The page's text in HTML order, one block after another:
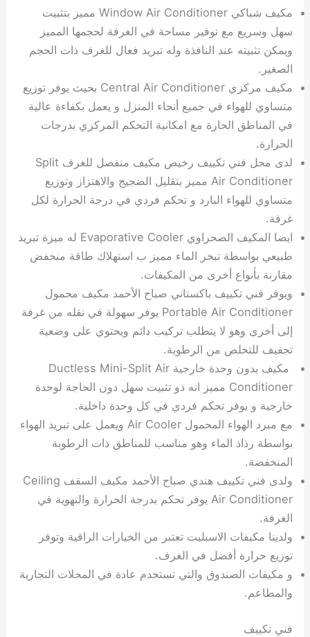
مكيف شباكي Window Air Conditioner مميز بتثبيت
سهل وسريع مع توفير مساحة في الغرفة لحجمها المميز
ويمكن تثبيته عند النافذة وله تبريد فعال للغرف ذات الحجم
الصغير.
مكيف مركزي Central Air Conditioner بحيث يوفر توزيع
متساوي للهواء في جميع أنحاء المنزل و يعمل بكفاءة عالية
في المناطق الحارة مع امكانية التحكم المركزي بدرجات
الحرارة.
لدى محل فني تكييف رخيص مكيف منفصل للغرف Split
Air Conditioner مميز بتقليل الضجيج والاهتزاز وتوزيع
متساوي للهواء البارد و تحكم فردي في درجة الحرارة لكل
غرفة.
ايضا المكيف الصحراوي Evaporative Cooler له ميزة تبريد
طبيعي بواسطة تبخر الماء مميز ب استهلاك طاقة منخفض
مقارنة بأنواع أخرى من المكيفات.
ويوفر فني تكييف باكستاني صباح الأحمد مكيف محمول
Portable Air Conditioner يوفر سهولة في نقله من غرفة
إلى أخرى وهو لا يتطلب تركيب دائم ويحتوي على وضعية
تجفيف للتخلص من الرطوبة.
مكيف بدون وحدة خارجية Ductless Mini-Split Air
Conditioner مميز انه ذو تثبيت سهل دون الحاجة لوحدة
خارجية و يوفر تحكم فردي في كل وحدة داخلية.
مع مبرد الهواء المحمول Air Cooler ويعمل على تبريد الهواء
بواسطة رذاذ الماء وهو مناسب للمناطق ذات الرطوبة
المنخفضة.
ولدى فني تكييف هندي صباح الأحمد مكيف السقف Ceiling
Air Conditioner يوفر تحكم بدرجة الحرارة والتهوية في
الغرفة.
ولدينا مكيفات الاسبليت تعتبر من الخيارات الراقية وتوفر
توزيع حرارة أفضل في الغرف.
و مكيفات الصندوق والتي تستخدم عادة في المحلات التجارية
والمطاعم.
فني تكييف